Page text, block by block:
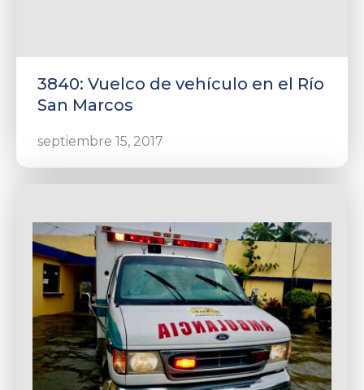
3840: Vuelco de vehículo en el Río
San Marcos
septiembre 15, 2017